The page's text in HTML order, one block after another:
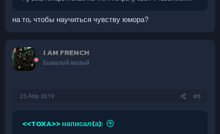
на то, чтобы научиться чувству юмора?
I AM FRENCH
Бывалый малый
23 Апр 2019 #8
<<TOXA>> написал(а):